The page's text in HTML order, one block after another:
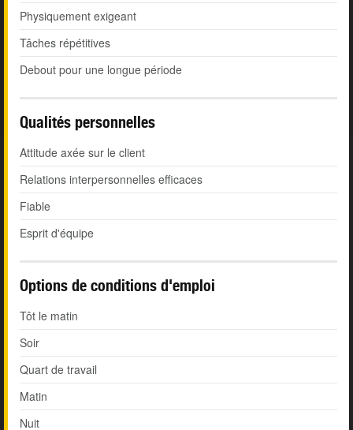
Physiquement exigeant
Tâches répétitives
Debout pour une longue période
Qualités personnelles
Attitude axée sur le client
Relations interpersonnelles efficaces
Fiable
Esprit d'équipe
Options de conditions d'emploi
Tôt le matin
Soir
Quart de travail
Matin
Nuit